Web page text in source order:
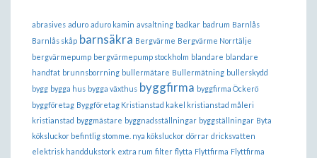
abrasives aduro aduro kamin avsaltning badkar badrum Barnlås
Barnlås skåp barnsäkra Bergvärme Bergvärme Norrtälje
bergvärmepump bergvärmepump stockholm blandare blandare
handfat brunnsborrning bullermätare Bullermätning bullerskydd
bygg bygga hus bygga växthus byggfirma byggfirma Öckerö
byggföretag Byggföretag Kristianstad kakel kristianstad måleri
kristianstad byggmästare byggnadsställningar byggställningar Byta
köksluckor befintlig stomme. nya köksluckor dörrar dricksvatten
elektrisk handdukstork extra rum filter flytta Flyttfirma Flyttfirma